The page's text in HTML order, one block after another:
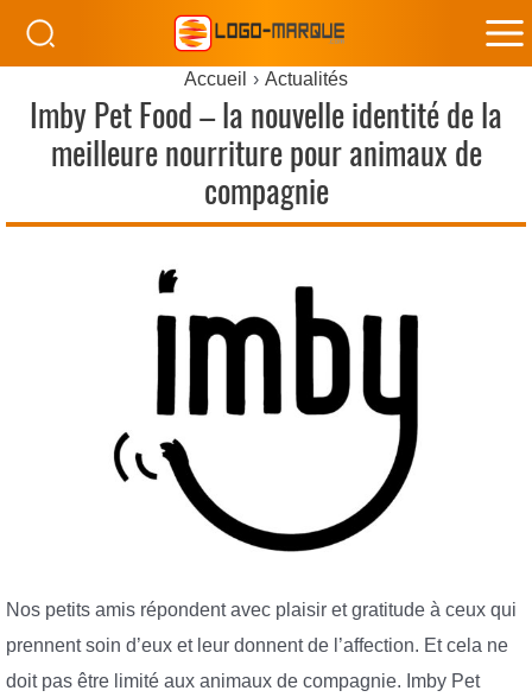
Accueil Actualités
Imby Pet Food – la nouvelle identité de la
meilleure nourriture pour animaux de
compagnie
Nos petits amis répondent avec plaisir et gratitude à ceux qui
prennent soin d’eux et leur donnent de l’affection. Et cela ne
doit pas être limité aux animaux de compagnie. Imby Pet